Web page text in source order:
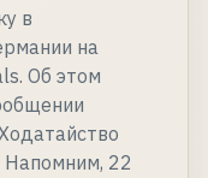
в
на
Об этом
Напомним, 22